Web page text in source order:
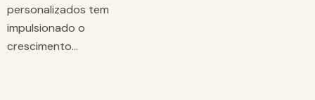
personalizados tem
impulsionado o
crescimento…